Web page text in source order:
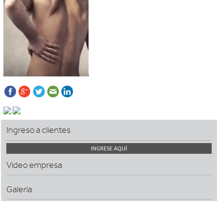
Ingreso a clientes
INGRESE AQUÍ
Video empresa
Galería